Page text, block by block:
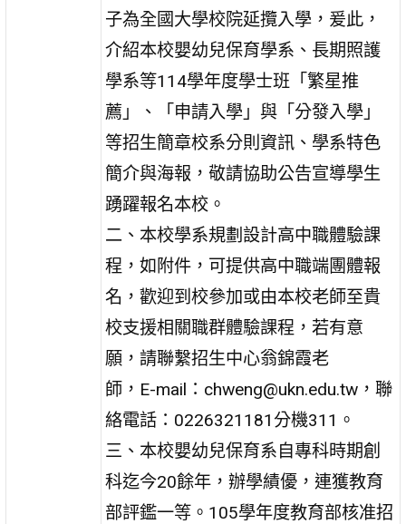
子為全國大學校院延攬入學，爰此，
介紹本校嬰幼兒保育學系、長期照護
學系等114學年度學士班「繁星推
薦」、「申請入學」與「分發入學」
等招生簡章校系分則資訊、學系特色
簡介與海報，敬請協助公告宣導學生
踴躍報名本校。
二、本校學系規劃設計高中職體驗課
程，如附件，可提供高中職端團體報
名，歡迎到校參加或由本校老師至貴
校支援相關職群體驗課程，若有意
願，請聯繫招生中心翁錦霞老
師，E-mail：chweng@ukn.edu.tw，聯
絡電話：0226321181分機311。
三、本校嬰幼兒保育系自專科時期創
科迄今20餘年，辦學績優，連獲教育
部評鑑一等。105學年度教育部核准招